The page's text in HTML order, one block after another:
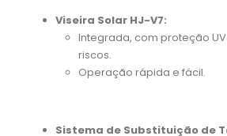
Viseira Solar HJ-V7:
Integrada, com proteção
riscos.
Operação rápida e fácil.
Sistema de Substituição de